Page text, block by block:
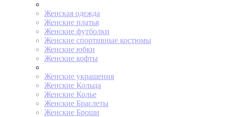
Женская одежда
Женские платья
Женские футболки
Женские спортивные костюмы
Женские юбки
Женские кофты
Женские украшения
Женские Кольца
Женские Колье
Женские Браслеты
Женские Броши